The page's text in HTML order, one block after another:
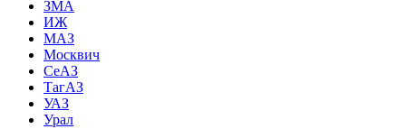
ЗМА
ИЖ
МАЗ
Москвич
СеАЗ
ТагАЗ
УАЗ
Урал